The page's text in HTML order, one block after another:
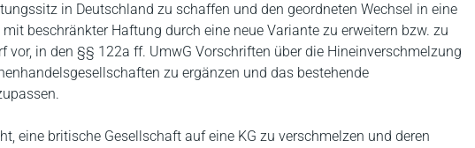
in Deutschland zu schaffen und den geordneten Wechsel in eine
beschränkter Haftung durch eine neue Variante zu erweitern bzw. zu
vor, in den §§ 122a ff. UmwG Vorschriften über die Hineinverschmelzung
zu ergänzen und das bestehende
eine britische Gesellschaft auf eine KG zu verschmelzen und deren